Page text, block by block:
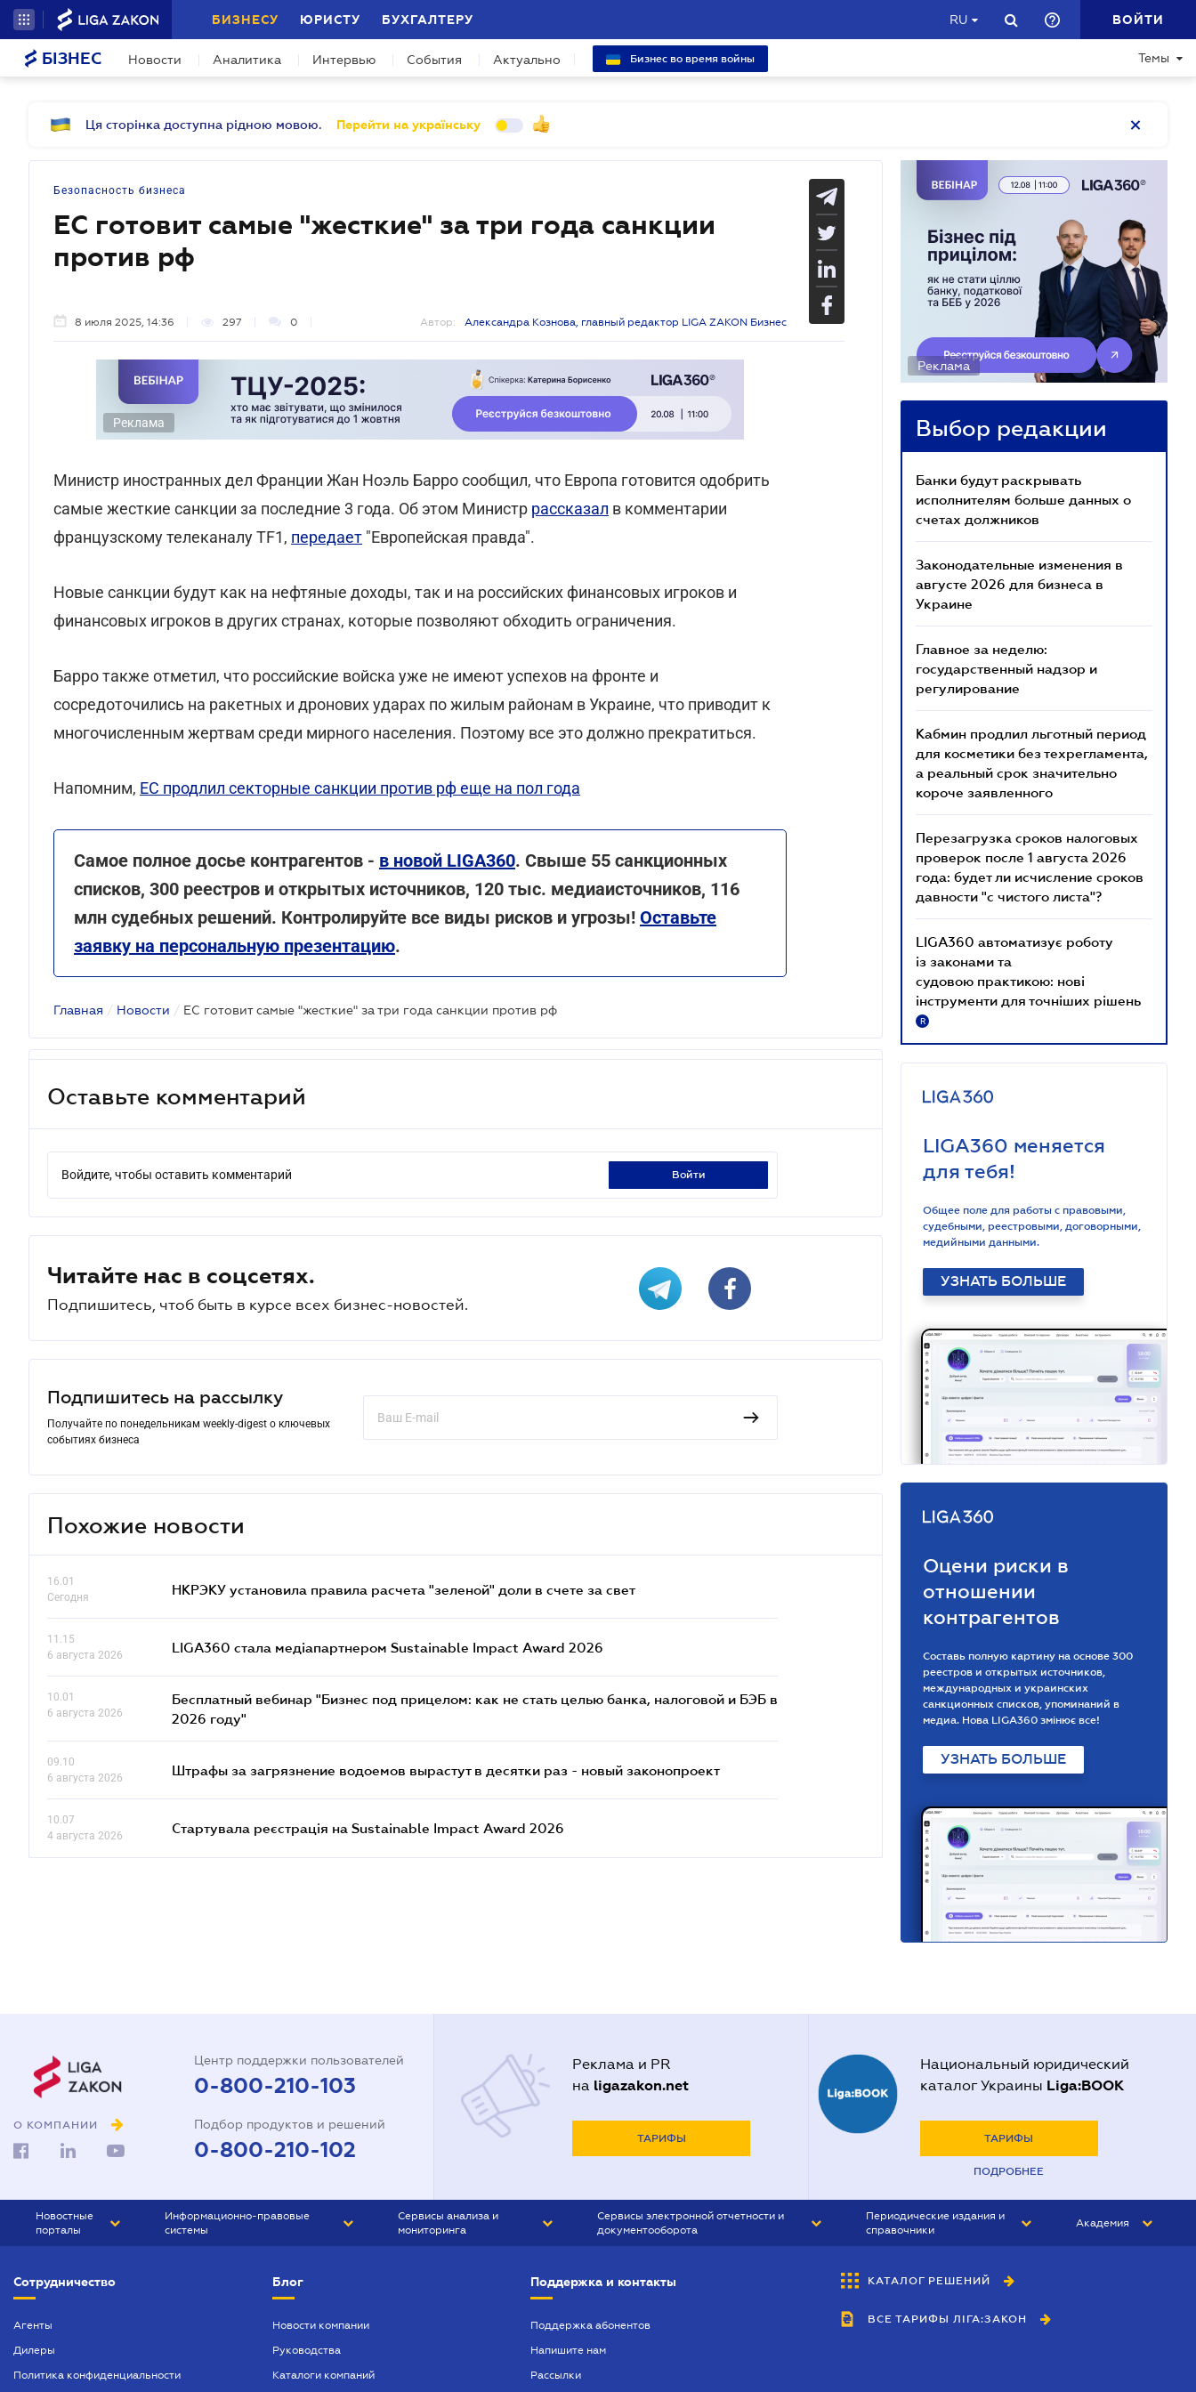
БИЗНЕСУ ЮРИСТУ БУХГАЛТЕРУ RU ВОЙТИ
БІЗНЕС Новости Аналитика Интервью События Актуально Бизнес во время войны Темы
Ця сторінка доступна рідною мовою. Перейти на українську
Безопасность бизнеса
ЕС готовит самые "жесткие" за три года санкции
против рф
8 июля 2025, 14:36 297 0 Автор: Александра Кознова, главный редактор LIGA ZAKON Бизнес
Реклама
Министр иностранных дел Франции Жан Ноэль Барро сообщил, что Европа готовится одобрить
самые жесткие санкции за последние 3 года. Об этом Министр рассказал в комментарии
французскому телеканалу TF1, передает "Европейская правда".
Новые санкции будут как на нефтяные доходы, так и на российских финансовых игроков и
финансовых игроков в других странах, которые позволяют обходить ограничения.
Барро также отметил, что российские войска уже не имеют успехов на фронте и
сосредоточились на ракетных и дронових ударах по жилым районам в Украине, что приводит к
многочисленным жертвам среди мирного населения. Поэтому все это должно прекратиться.
Напомним, ЕС продлил секторные санкции против рф еще на пол года
Самое полное досье контрагентов - в новой LIGA360. Свыше 55 санкционных
списков, 300 реестров и открытых источников, 120 тыс. медиаисточников, 116
млн судебных решений. Контролируйте все виды рисков и угрозы! Оставьте
заявку на персональную презентацию.
Главная / Новости / ЕС готовит самые "жесткие" за три года санкции против рф
Оставьте комментарий
Войдите, чтобы оставить комментарий войти
Читайте нас в соцсетях.
Подпишитесь, чтоб быть в курсе всех бизнес-новостей.
Подпишитесь на рассылку
Получайте по понедельникам weekly-digest о ключевых
событиях бизнеса
Похожие новости
16.01
Сегодня
НКРЭКУ установила правила расчета "зеленой" доли в счете за свет
11.15
6 августа 2026
LIGA360 стала медіапартнером Sustainable Impact Award 2026
10.01
6 августа 2026
Бесплатный вебинар "Бизнес под прицелом: как не стать целью банка, налоговой и БЭБ в
2026 году"
09.10
6 августа 2026
Штрафы за загрязнение водоемов вырастут в десятки раз - новый законопроект
10.07
4 августа 2026
Стартувала реєстрація на Sustainable Impact Award 2026
Реклама
Выбор редакции
Банки будут раскрывать
исполнителям больше данных о
счетах должников
Законодательные изменения в
августе 2026 для бизнеса в
Украине
Главное за неделю:
государственный надзор и
регулирование
Кабмин продлил льготный период
для косметики без техрегламента,
а реальный срок значительно
короче заявленного
Перезагрузка сроков налоговых
проверок после 1 августа 2026
года: будет ли исчисление сроков
давности "с чистого листа"?
LIGA360 автоматизує роботу
із законами та
судовою практикою: нові
інструменти для точніших рішень
R
LIGA360 меняется
для тебя!
Общее поле для работы с правовыми,
судебными, реестровыми, договорными,
медийными данными.
УЗНАТЬ БОЛЬШЕ
Оцени риски в
отношении
контрагентов
Составь полную картину на основе 300
реестров и открытых источников,
международных и украинских
санкционных списков, упоминаний в
медиа. Нова LIGA360 змінює все!
УЗНАТЬ БОЛЬШЕ
О КОМПАНИИ
Центр поддержки пользователей
0-800-210-103
Подбор продуктов и решений
0-800-210-102
Реклама и PR
на ligazakon.net
ТАРИФЫ
Национальный юридический
каталог Украины Liga:BOOK
ТАРИФЫ
ПОДРОБНЕЕ
Новостные
порталы
БИЗНЕС
Информационно-правовые
системы
БУХГАЛТЕР ПРОФ
ЮРИСТ ПРОФ
Сервисы анализа и
мониторинга
Сервисы электронной отчетности и
документооборота
Периодические издания и
справочники
БУХГАЛТЕР&ЗАКОН
ВЕСТНИК МСФО
Академия
Сотрудничество
Агенты
Дилеры
Политика конфиденциальности
Блог
Новости компании
Руководства
Каталоги компаний
Поддержка и контакты
Поддержка абонентов
Напишите нам
Рассылки
КАТАЛОГ РЕШЕНИЙ
ВСЕ ТАРИФЫ ЛІГА:ЗАКОН